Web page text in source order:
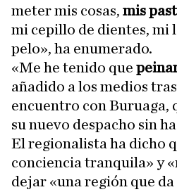
meter mis cosas, mis
mi cepillo de dientes, mi
pelo», ha enumerado.
«Me he tenido que
añadido a los medios
encuentro con Buruaga,
su nuevo despacho sin
El regionalista ha dicho
conciencia tranquila» y
dejar «una región que